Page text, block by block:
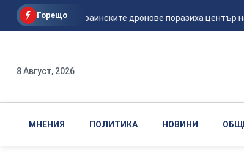
Горещо
Мадяр: Украинските дронове поразиха център
8 Август, 2026
МНЕНИЯ ПОЛИТИКА НОВИНИ